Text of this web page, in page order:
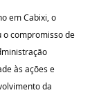
em Cabixi, o
compromisso de
às ações e
da